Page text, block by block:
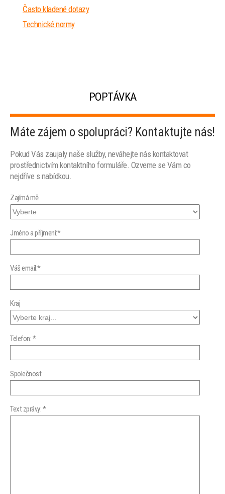
Často kladené dotazy
Technické normy
POPTÁVKA
Máte zájem o spolupráci? Kontaktujte nás!
Pokud Vás zaujaly naše služby, neváhejte nás kontaktovat
prostřednictvím kontaktního formuláře. Ozveme se Vám co
nejdříve s nabídkou.
Zajímá mě
Jméno a příjmení:*
Váš email:*
Kraj
Telefon: *
Společnost:
Text zprávy: *